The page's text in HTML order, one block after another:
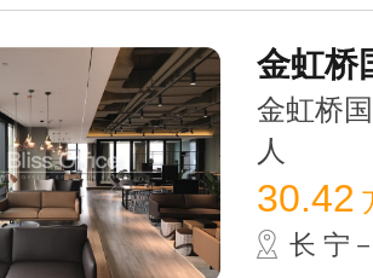
金虹桥
金虹桥
人
30.42
长 宁